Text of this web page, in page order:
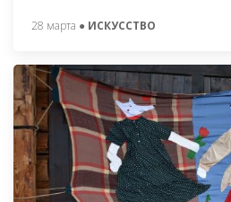
28 марта ● ИСКУССТВО